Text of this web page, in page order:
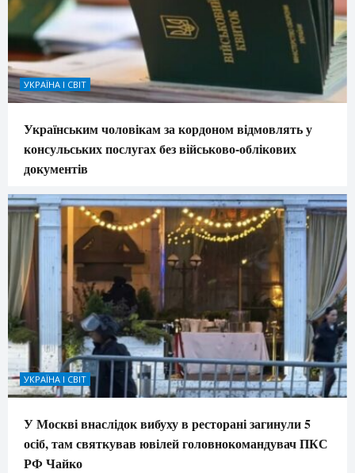
УКРАЇНА І СВІТ
Українським чоловікам за кордоном відмовлять у
консульських послугах без військово-облікових
документів
УКРАЇНА І СВІТ
У Москві внаслідок вибуху в ресторані загинули 5
осіб, там святкував ювілей головнокомандувач ПКС
РФ Чайко